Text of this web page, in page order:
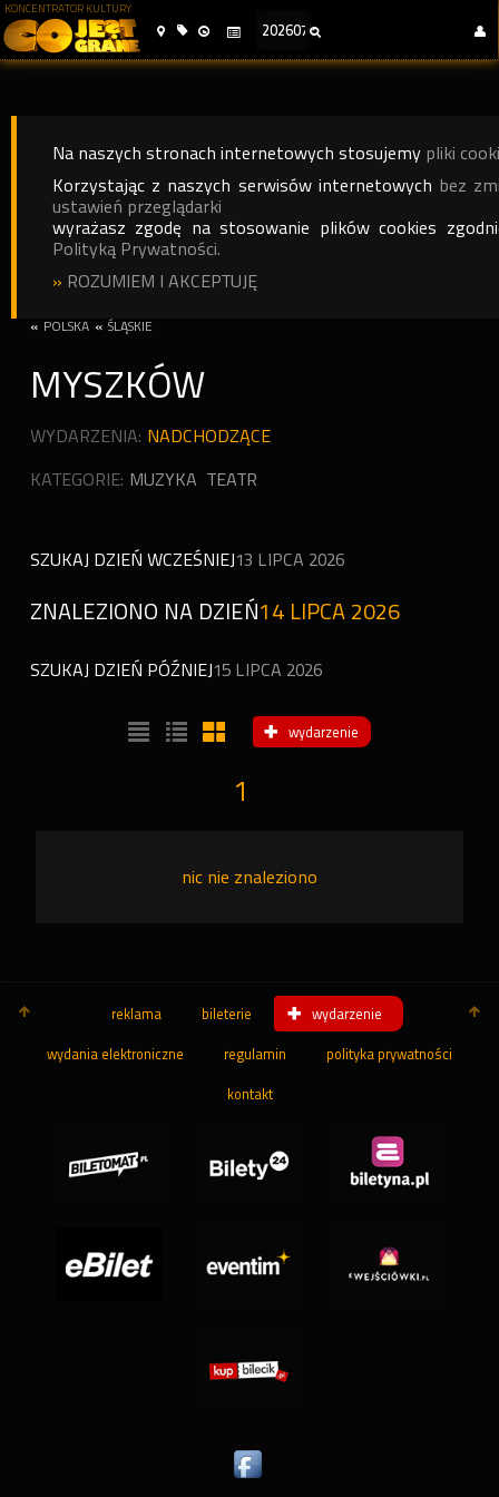
KONCENTRATOR KULTURY
Na naszych stronach internetowych stosujemy pliki
Korzystając z naszych serwisów internetowych bez
ustawień przeglądarki
wyrażasz zgodę na stosowanie plików cookies
Polityką Prywatności.
» ROZUMIEM I AKCEPTUJĘ
« POLSKA « ŚLĄSKIE
MYSZKÓW
WYDARZENIA: NADCHODZĄCE
KATEGORIE: MUZYKA TEATR
SZUKAJ DZIEŃ WCZEŚNIEJ13 LIPCA 2026
ZNALEZIONO NA DZIEŃ14 LIPCA 2026
SZUKAJ DZIEŃ PÓŹNIEJ15 LIPCA 2026
wydarzenie
1
nic nie znaleziono
reklama bileterie wydarzenie
wydania elektroniczne regulamin polityka prywatności
kontakt